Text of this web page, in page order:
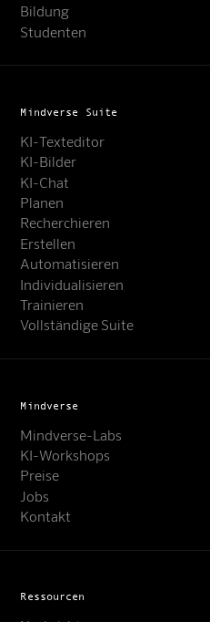
Bildung
Studenten
Mindverse Suite
KI-Texteditor
KI-Bilder
KI-Chat
Planen
Recherchieren
Erstellen
Automatisieren
Individualisieren
Trainieren
Vollständige Suite
Mindverse
Mindverse-Labs
KI-Workshops
Preise
Jobs
Kontakt
Ressourcen